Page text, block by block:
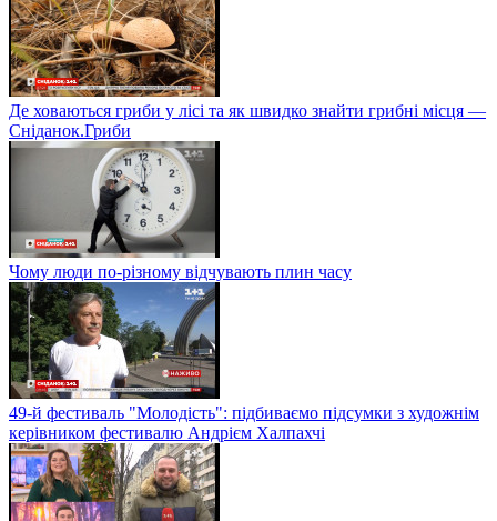
Де ховаються гриби у лісі та як швидко знайти грибні місця —
Сніданок.Гриби
Чому люди по-різному відчувають плин часу
49-й фестиваль "Молодість": підбиваємо підсумки з художнім
керівником фестивалю Андрієм Халпахчі